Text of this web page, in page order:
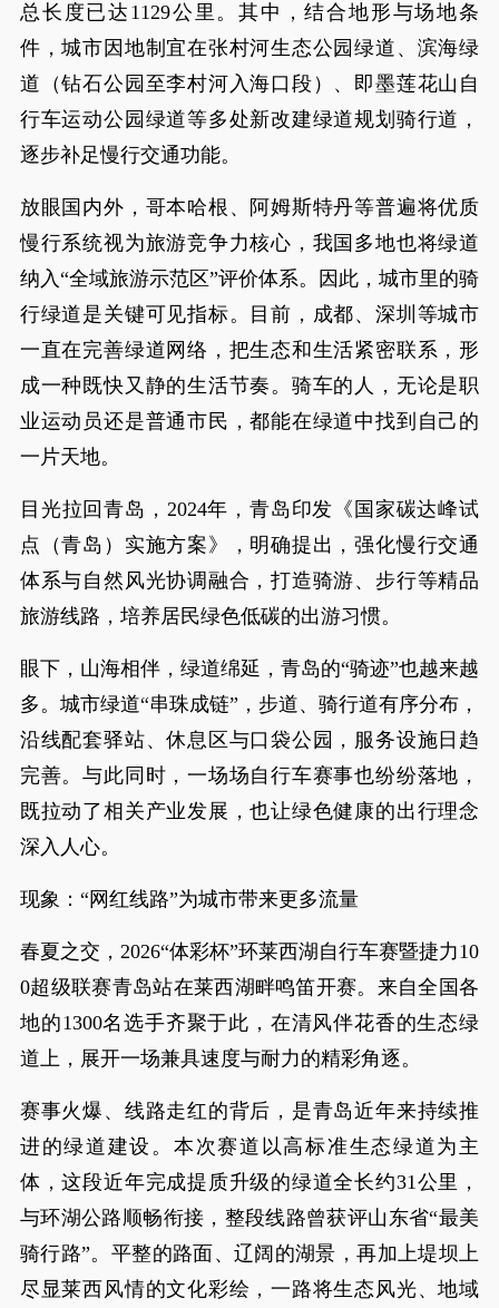
总长度已达1129公里。其中，结合地形与场地条
件，城市因地制宜在张村河生态公园绿道、滨海绿
道（钻石公园至李村河入海口段）、即墨莲花山自
行车运动公园绿道等多处新改建绿道规划骑行道，
逐步补足慢行交通功能。
放眼国内外，哥本哈根、阿姆斯特丹等普遍将优质
慢行系统视为旅游竞争力核心，我国多地也将绿道
纳入“全域旅游示范区”评价体系。因此，‌城市里的骑
行绿道是关键可见指标。目前，成都、深圳等城市
一直在完善绿道网络，把生态和生活紧密联系，形
成一种既快又静的生活节奏。骑车的人，无论是职
业运动员还是普通市民，都能在绿道中找到自己的
一片天地。
目光拉回青岛，2024年，青岛印发《国家碳达峰试
点（青岛）实施方案》，明确提出，强化慢行交通
体系与自然风光协调融合，打造骑游、步行等精品
旅游线路，培养居民绿色低碳的出游习惯。
眼下，山海相伴，绿道绵延，青岛的“骑迹”也越来越
多。城市绿道“串珠成链”，步道、骑行道有序分布，
沿线配套驿站、休息区与口袋公园，服务设施日趋
完善。与此同时，一场场自行车赛事也纷纷落地，
既拉动了相关产业发展，也让绿色健康的出行理念
深入人心。
现象：“网红线路”为城市带来更多流量
春夏之交，2026“体彩杯”环莱西湖自行车赛暨捷力10
0超级联赛青岛站在莱西湖畔鸣笛开赛。来自全国各
地的1300名选手齐聚于此，在清风伴花香的生态绿
道上，展开一场兼具速度与耐力的精彩角逐。
赛事火爆、线路走红的背后，是青岛近年来持续推
进的绿道建设。本次赛道以高标准生态绿道为主
体，这段近年完成提质升级的绿道全长约31公里，
与环湖公路顺畅衔接，整段线路曾获评山东省“最美
骑行路”。平整的路面、辽阔的湖景，再加上堤坝上
尽显莱西风情的文化彩绘，一路将生态风光、地域